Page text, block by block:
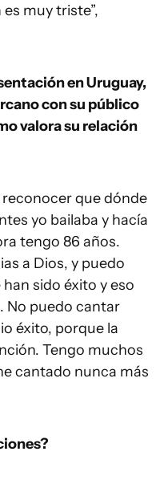
muy triste”,
en Uruguay,
con su público
valora su relación
que dónde
yo bailaba y hacía
tengo 86 años.
a Dios, y puedo
sido éxito y eso
No puedo cantar
éxito, porque la
Tengo muchos
cantado nunca más